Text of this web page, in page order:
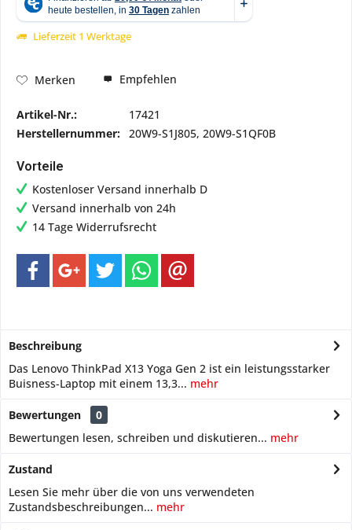
Lieferzeit 1 Werktage
Merken Empfehlen
Artikel-Nr.:
17421
Herstellernummer: 20W9-S1J805, 20W9-S1QF0B
Vorteile
Kostenloser Versand innerhalb D
Versand innerhalb von 24h
14 Tage Widerrufsrecht
Beschreibung
Das Lenovo ThinkPad X13 Yoga Gen 2 ist ein leistungsstarker
Buisness-Laptop mit einem 13,3... mehr
Bewertungen
0
Bewertungen lesen, schreiben und diskutieren... mehr
Zustand
Lesen Sie mehr über die von uns verwendeten
Zustandsbeschreibungen... mehr